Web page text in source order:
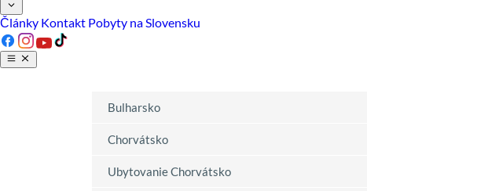
Články Kontakt Pobyty na Slovensku
Bulharsko
Chorvátsko
Ubytovanie Chorvátsko